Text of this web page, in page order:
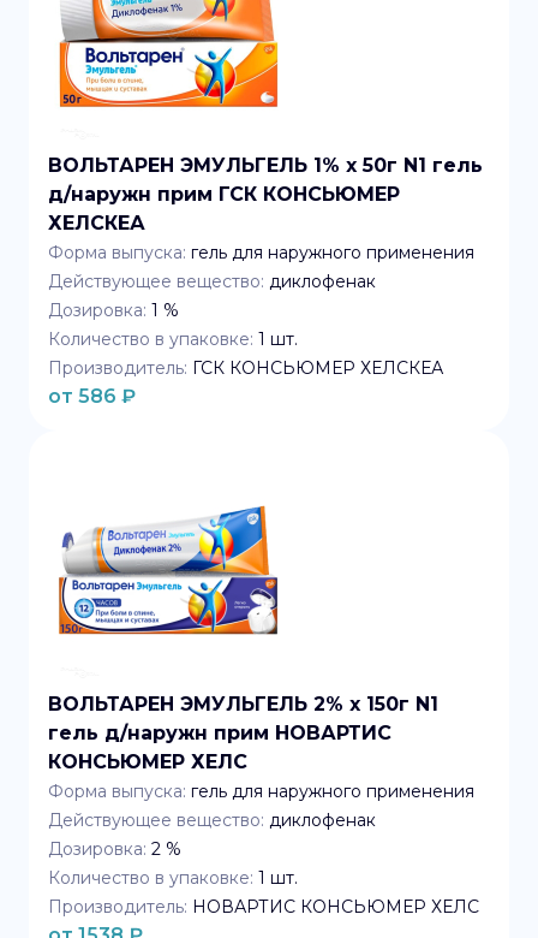
ВОЛЬТАРЕН ЭМУЛЬГЕЛЬ 1% x 50г N1 гель
д/наружн прим ГСК КОНСЬЮМЕР
ХЕЛСКЕА
Форма выпуска: гель для наружного применения
Действующее вещество: диклофенак
Дозировка: 1 %
Количество в упаковке: 1 шт.
Производитель: ГСК КОНСЬЮМЕР ХЕЛСКЕА
от 586 ₽
ВОЛЬТАРЕН ЭМУЛЬГЕЛЬ 2% x 150г N1
гель д/наружн прим НОВАРТИС
КОНСЬЮМЕР ХЕЛС
Форма выпуска: гель для наружного применения
Действующее вещество: диклофенак
Дозировка: 2 %
Количество в упаковке: 1 шт.
Производитель: НОВАРТИС КОНСЬЮМЕР ХЕЛС